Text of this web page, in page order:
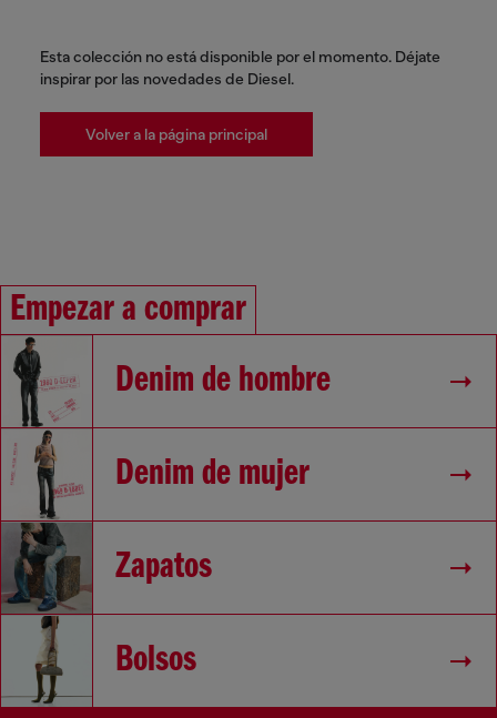
Esta colección no está disponible por el momento. Déjate
inspirar por las novedades de Diesel.
Volver a la página principal
Empezar a comprar
Denim de hombre
Denim de mujer
Zapatos
Bolsos